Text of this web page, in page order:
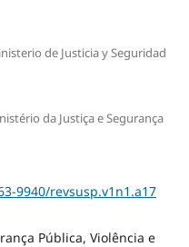
de Justicia y Seguridad
da Justiça e Segurança
9940/revsusp.v1n1.a17
Pública, Violência e